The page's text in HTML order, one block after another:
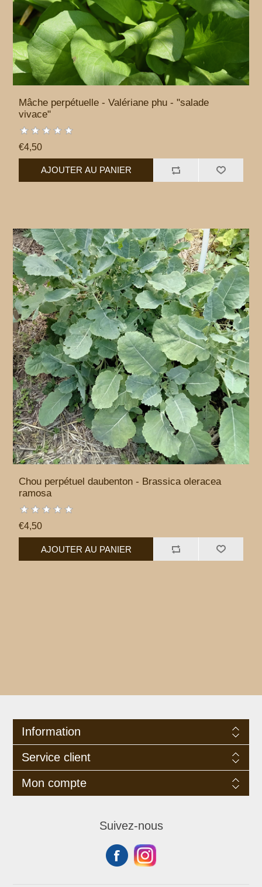
Mâche perpétuelle - Valériane phu - "salade
vivace"
€4,50
Chou perpétuel daubenton - Brassica oleracea
ramosa
€4,50
Information
Service client
Mon compte
Suivez-nous